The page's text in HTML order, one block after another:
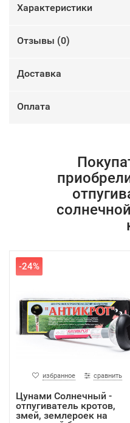
Характеристики
Отзывы (0)
Доставка
Оплата
-24%
избранное сравнить
Цунами Солнечный -
отпугиватель кротов,
змей, землероек на